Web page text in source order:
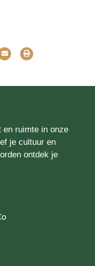
en ruimte in onze
je cultuur en
ontdek je